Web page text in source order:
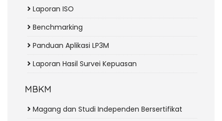
Laporan ISO
Benchmarking
Panduan Aplikasi LP3M
Laporan Hasil Survei Kepuasan
MBKM
Magang dan Studi Independen Bersertifikat